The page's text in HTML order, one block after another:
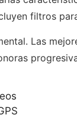
filtros
Las